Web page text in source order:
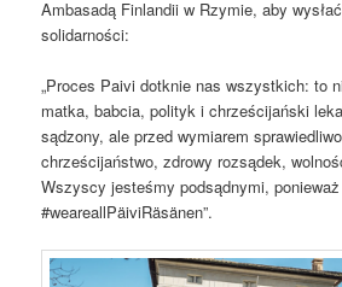
Ambasadą Finlandii w Rzymie, aby
solidarności:
„Proces Paivi dotknie nas wszystkich: to
matka, babcia, polityk i chrześcijański
sądzony, ale przed wymiarem
chrześcijaństwo, zdrowy rozsądek,
Wszyscy jesteśmy podsądnymi, ponieważ
#weareallPäiviRäsänen”.